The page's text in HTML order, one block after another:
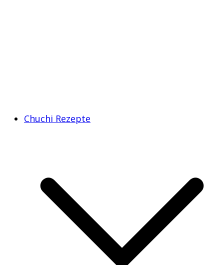
Chuchi Rezepte